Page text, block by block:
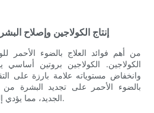
إنتاج الكولاجين وإصلاح
من أهم فوائد العلاج بالضوء الأحمر
الكولاجين. الكولاجين بروتين أساسي
وانخفاض مستوياته علامة بارزة على
بالضوء الأحمر على تجديد البشرة من
الجديد، مما يؤدي إلى بشرة أكثر نعومة وتماسكًا.